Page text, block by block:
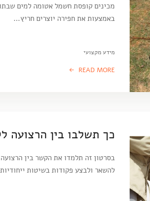
מכינים קופסת חשמל אטומה
באמצעות את חפירה יוצרים חריץ…
מידע מקצועי
READ MORE
כך תשלבו בין הרצועה
בסרטון זה תלמדו את הקשר בין
להשאר ולבצע פקודות בשיטות